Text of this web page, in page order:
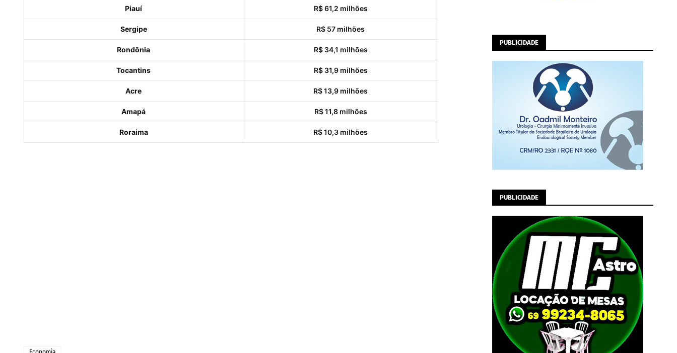
Piauí R$ 61,2 milhões
Sergipe R$ 57 milhões
Rondônia R$ 34,1 milhões
Tocantins R$ 31,9 milhões
Acre R$ 13,9 milhões
Amapá R$ 11,8 milhões
Roraima R$ 10,3 milhões
PUBLICIDADE
PUBLICIDADE